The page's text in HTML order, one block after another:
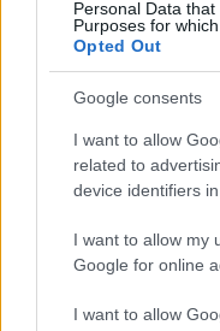
Personal Data
Purposes for
Opted Out
Google consents
I want to allow
related to
device identifiers in
I want to allow my
Google for online
I want to allow